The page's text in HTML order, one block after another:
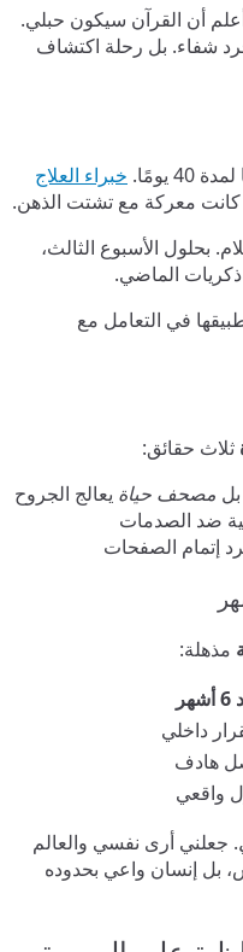
أن القرآن سيكون حبلي.
شفاء. بل رحلة اكتشاف
يومًا.
خبراء العلاج
كانت معركة مع تشتت الذهن.
بحلول الأسبوع الثالث،
الماضي.
في التعامل مع
ثلاث حقائق:
مصحف حياة يعالج الجروح
ضد الصدمات
إتمام الصفحات
مذهلة:
داخلي
هادف
واقعي
. جعلني أرى نفسي والعالم
بل إنسان واعي بحدوده